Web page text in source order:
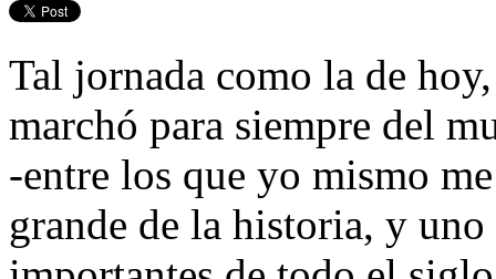
Tal jornada como la de
marchó para siempre del
-entre los que yo mismo
grande de la historia, y uno